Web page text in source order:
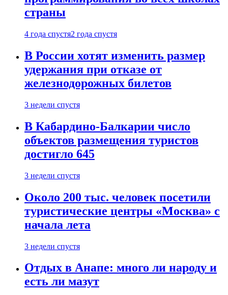
страны
4 года спустя2 года спустя
В России хотят изменить размер
удержания при отказе от
железнодорожных билетов
3 недели спустя
В Кабардино-Балкарии число
объектов размещения туристов
достигло 645
3 недели спустя
Около 200 тыс. человек посетили
туристические центры «Москва» с
начала лета
3 недели спустя
Отдых в Анапе: много ли народу и
есть ли мазут